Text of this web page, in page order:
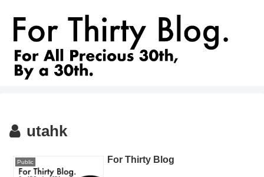
utahk
Public For Thirty Blog